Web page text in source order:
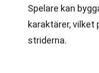
Spelare kan
karaktärer, vilket
striderna.